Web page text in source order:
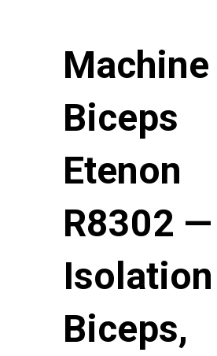
Biceps
Etenon
R8302 —
Isolation
Biceps,